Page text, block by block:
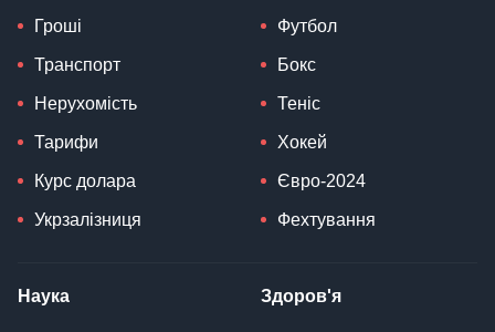
Гроші
Транспорт
Нерухомість
Тарифи
Курс долара
Укрзалізниця
Футбол
Бокс
Теніс
Хокей
Євро-2024
Фехтування
Наука Здоров'я